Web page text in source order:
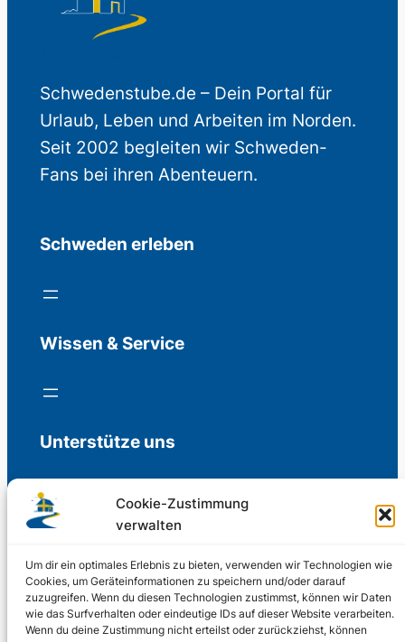
Cookie-Zustimmung
verwalten
Um dir ein optimales Erlebnis zu bieten, verwenden wir Technologien wie
Cookies, um Geräteinformationen zu speichern und/oder darauf
zuzugreifen. Wenn du diesen Technologien zustimmst, können wir Daten
wie das Surfverhalten oder eindeutige IDs auf dieser Website verarbeiten.
Wenn du deine Zustimmung nicht erteilst oder zurückziehst, können
Schwedenstube.de – Dein Portal für
Urlaub, Leben und Arbeiten im Norden.
Seit 2002 begleiten wir Schweden-
Fans bei ihren Abenteuern.
Schweden erleben
Wissen & Service
Unterstütze uns
Freiwillige Spenden für die Aufrechterhaltung
Support us